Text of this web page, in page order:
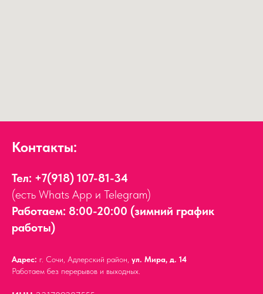
Контакты:
Тел: +7(918) 107-81-34
(есть Whats App и Telegram)
Работаем: 8:00-20:00 (зимний график
работы)
Адрес: г. Сочи, Адлерский район, ул. Мира, д. 14
Работаем без перерывов и выходных.